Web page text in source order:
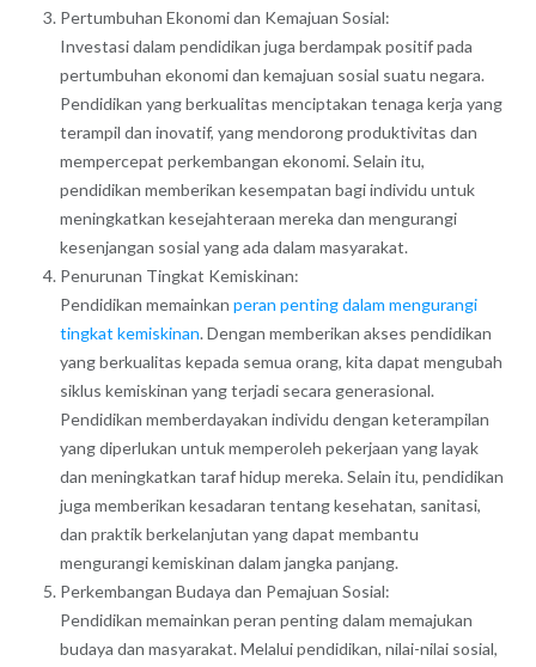
Pertumbuhan Ekonomi dan Kemajuan Sosial:
Investasi dalam pendidikan juga berdampak positif pada
pertumbuhan ekonomi dan kemajuan sosial suatu negara.
Pendidikan yang berkualitas menciptakan tenaga kerja yang
terampil dan inovatif, yang mendorong produktivitas dan
mempercepat perkembangan ekonomi. Selain itu,
pendidikan memberikan kesempatan bagi individu untuk
meningkatkan kesejahteraan mereka dan mengurangi
kesenjangan sosial yang ada dalam masyarakat.
Penurunan Tingkat Kemiskinan:
Pendidikan memainkan peran penting dalam mengurangi
tingkat kemiskinan. Dengan memberikan akses pendidikan
yang berkualitas kepada semua orang, kita dapat mengubah
siklus kemiskinan yang terjadi secara generasional.
Pendidikan memberdayakan individu dengan keterampilan
yang diperlukan untuk memperoleh pekerjaan yang layak
dan meningkatkan taraf hidup mereka. Selain itu, pendidikan
juga memberikan kesadaran tentang kesehatan, sanitasi,
dan praktik berkelanjutan yang dapat membantu
mengurangi kemiskinan dalam jangka panjang.
Perkembangan Budaya dan Pemajuan Sosial:
Pendidikan memainkan peran penting dalam memajukan
budaya dan masyarakat. Melalui pendidikan, nilai-nilai sosial,